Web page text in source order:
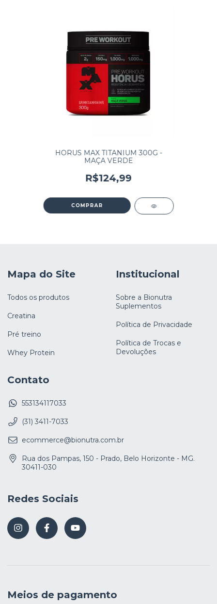
HORUS MAX TITANIUM 300G -
MAÇA VERDE
R$124,99
Mapa do Site
Todos os produtos
Creatina
Pré treino
Whey Protein
Institucional
Sobre a Bionutra
Suplementos
Política de Privacidade
Política de Trocas e
Devoluções
Contato
553134117033
(31) 3411-7033
ecommerce@bionutra.com.br
Rua dos Pampas, 150 - Prado, Belo Horizonte - MG.
30411-030
Redes Sociais
Meios de pagamento